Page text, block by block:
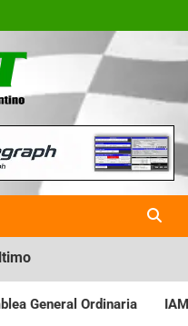
Revista
en
SERIES ARGENTINA: